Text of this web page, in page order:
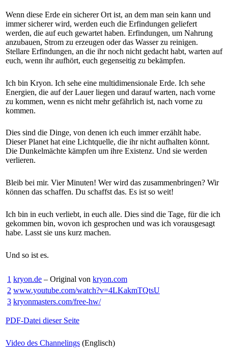
Wenn diese Erde ein sicherer Ort ist, an dem man sein kann und
immer sicherer wird, werden euch die Erfindungen geliefert
werden, die auf euch gewartet haben. Erfindungen, um Nahrung
anzubauen, Strom zu erzeugen oder das Wasser zu reinigen.
Stellare Erfindungen, an die ihr noch nicht gedacht habt, warten auf
euch, wenn ihr aufhört, euch gegenseitig zu bekämpfen.
Ich bin Kryon. Ich sehe eine multidimensionale Erde. Ich sehe
Energien, die auf der Lauer liegen und darauf warten, nach vorne
zu kommen, wenn es nicht mehr gefährlich ist, nach vorne zu
kommen.
Dies sind die Dinge, von denen ich euch immer erzählt habe.
Dieser Planet hat eine Lichtquelle, die ihr nicht aufhalten könnt.
Die Dunkelmächte kämpfen um ihre Existenz. Und sie werden
verlieren.
Bleib bei mir. Vier Minuten! Wer wird das zusammenbringen? Wir
können das schaffen. Du schaffst das. Es ist so weit!
Ich bin in euch verliebt, in euch alle. Dies sind die Tage, für die ich
gekommen bin, wovon ich gesprochen und was ich vorausgesagt
habe. Lasst sie uns kurz machen.
Und so ist es.
1 kryon.de – Original von kryon.com
2 www.youtube.com/watch?v=4LKakmTQtsU
3 kryonmasters.com/free-hw/
PDF-Datei dieser Seite
Video des Channelings (Englisch)